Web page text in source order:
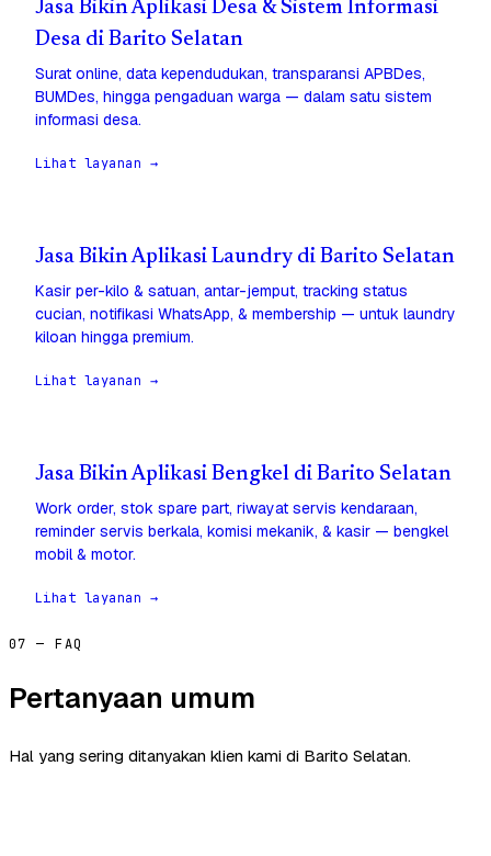
Jasa Bikin Aplikasi Desa & Sistem Informasi
Desa di Barito Selatan
Surat online, data kependudukan, transparansi APBDes,
BUMDes, hingga pengaduan warga — dalam satu sistem
informasi desa.
Lihat layanan →
Jasa Bikin Aplikasi Laundry di Barito Selatan
Kasir per-kilo & satuan, antar-jemput, tracking status
cucian, notifikasi WhatsApp, & membership — untuk laundry
kiloan hingga premium.
Lihat layanan →
Jasa Bikin Aplikasi Bengkel di Barito Selatan
Work order, stok spare part, riwayat servis kendaraan,
reminder servis berkala, komisi mekanik, & kasir — bengkel
mobil & motor.
Lihat layanan →
07 — FAQ
Pertanyaan umum
Hal yang sering ditanyakan klien kami di Barito Selatan.